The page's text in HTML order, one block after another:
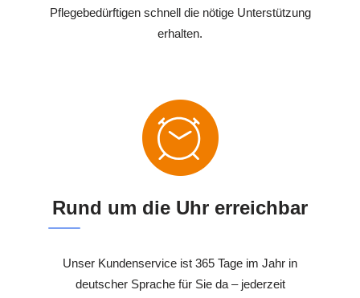
Pflegebedürftigen schnell die nötige Unterstützung
erhalten.
Rund um die Uhr erreichbar
Unser Kundenservice ist 365 Tage im Jahr in
deutscher Sprache für Sie da – jederzeit